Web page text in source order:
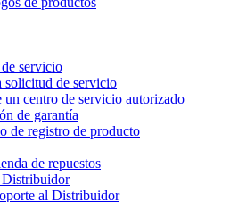
servicio
solicitud de servicio
un centro de servicio autorizado
de garantía
de registro de producto
de repuestos
al Distribuidor